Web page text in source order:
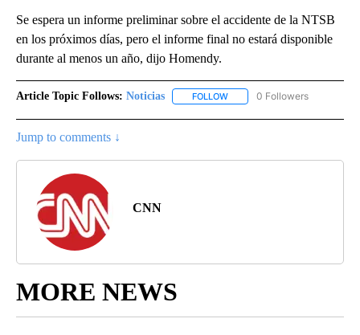
Se espera un informe preliminar sobre el accidente de la NTSB
en los próximos días, pero el informe final no estará disponible
durante al menos un año, dijo Homendy.
Article Topic Follows: Noticias FOLLOW FOLLOW "NOTICIAS" TO
0 Followers
Jump to comments ↓
CNN
MORE NEWS